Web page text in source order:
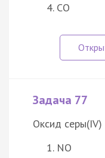
CO
Задача 77
Оксид серы(IV)
NO